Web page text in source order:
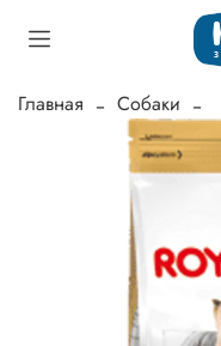
Главная Собаки